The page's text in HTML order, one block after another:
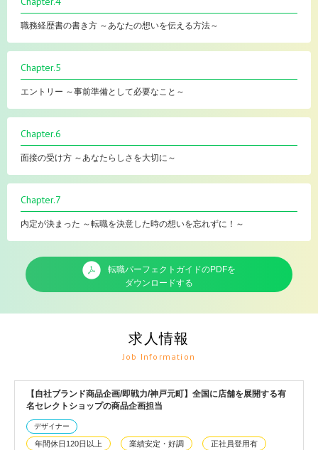
職務経歴書の書き方 ～あなたの想いを伝える方法～
Chapter.5
エントリー ～事前準備として必要なこと～
Chapter.6
面接の受け方 ～あなたらしさを大切に～
Chapter.7
内定が決まった ～転職を決意した時の想いを忘れずに！～
転職パーフェクトガイドのPDFを
ダウンロードする
求人情報
Job Information
【自社ブランド商品企画/即戦力/神戸元町】全国に店舗を展開する有
名セレクトショップの商品企画担当
デザイナー
年間休日120日以上 業績安定・好調 正社員登用有